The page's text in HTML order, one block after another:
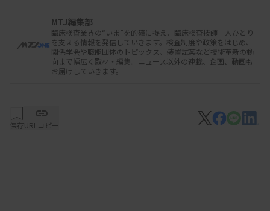
を盛り込んだ。
改正案は、新型コロナ対応で課題になった項目を
それぞれ「準備期」「初動期」「対応期」の対応を
MTJ編集部
臨床検査業界の“いま”を的確に捉え、臨床検査技師一人ひとり
を支える情報を発信していきます。検査制度や政策をはじめ、
関係学会や職能団体のトピックス、装置試薬など技術革新の動
向まで幅広く取材・編集。ニュース以外の連載、企画、動画も
お届けしていきます。
保存URLコピー